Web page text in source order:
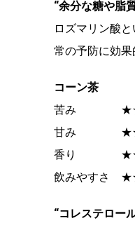
“余分な糖や脂
ロズマリン酸
常の予防に効
コーン茶
苦み
甘み
香り
飲みやすさ
“コレステロー